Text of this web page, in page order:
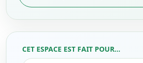
CET ESPACE EST FAIT POUR...